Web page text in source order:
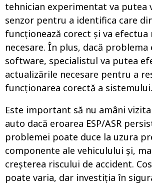
tehnician experimentat va putea
senzor pentru a identifica care
funcționează corect și va
necesare. În plus, dacă problema
software, specialistul va putea
actualizările necesare pentru a
funcționarea corectă a sistemului.
Este important să nu amâni
auto dacă eroarea ESP/ASR
problemei poate duce la uzura
componente ale vehiculului și,
creșterea riscului de accident.
poate varia, dar investiția în